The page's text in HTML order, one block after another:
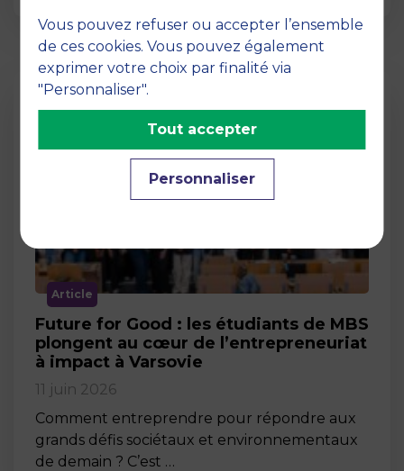
Article
Future for Good : les étudiants de MBS
plongent au cœur de l’entrepreneuriat
à impact à Varsovie
11 juin 2026
Comment entreprendre pour répondre aux
grands défis sociétaux et environnementaux
de demain ? C’est …
Vous pouvez refuser ou accepter l’ensemble
de ces cookies. Vous pouvez également
exprimer votre choix par finalité via
"Personnaliser".
Personnaliser
Tout accepter